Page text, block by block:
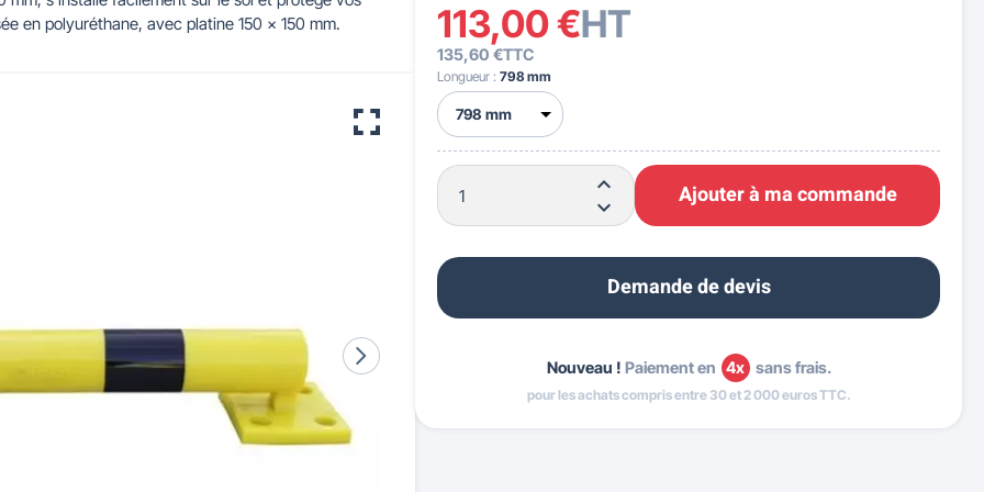
Accessibilité PMR
113,00 €HT
135,60 €TTC
Longueur :798 mm
Ajouter à ma commande
Demande de devis
Nouveau ! Paiement en 4x sans frais.
pour les achats compris entre 30 et 2 000 euros TTC.
en polyuréthane, avec platine 150 x 150 mm.